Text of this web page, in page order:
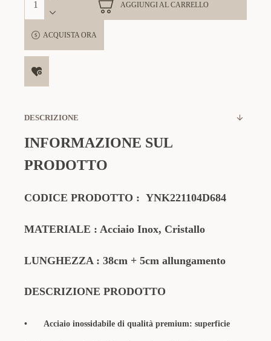
AGGIUNGI AL CARRELLO
ACQUISTA ORA
DESCRIZIONE
INFORMAZIONE SUL
PRODOTTO
CODICE PRODOTTO : YNK221104D684
MATERIALE : Acciaio Inox, Cristallo
LUNGHEZZA : 38cm + 5cm allungamento
DESCRIZIONE PRODOTTO
• Acciaio inossidabile di qualità premium: superficie